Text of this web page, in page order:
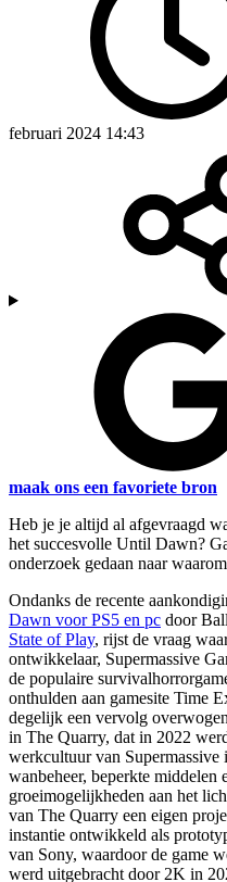
februari 2024 14:43
maak ons een favoriete bron
Heb je je altijd al afgevraagd
het succesvolle Until Dawn?
onderzoek gedaan naar
Ondanks de recente
Dawn voor PS5 en pc door
State of Play, rijst de vraag
ontwikkelaar, Supermassive
de populaire
onthulden aan gamesite Time
degelijk een vervolg
in The Quarry, dat in 2022
werkcultuur van
wanbeheer, beperkte middelen
groeimogelijkheden aan het
van The Quarry een eigen
instantie ontwikkeld als
van Sony, waardoor de game
werd uitgebracht door 2K in